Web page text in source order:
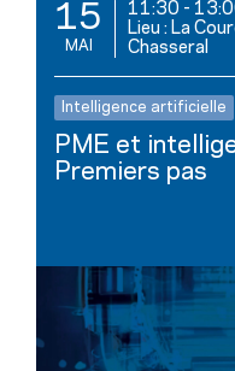
15
MAI
11:30 -
Lieu : La
Chasseral
Intelligence artificielle
PME et
Premiers pas